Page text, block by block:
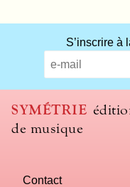
we
use
to
name
S’inscrire à
SYMÉTRIE
de musique
Contact